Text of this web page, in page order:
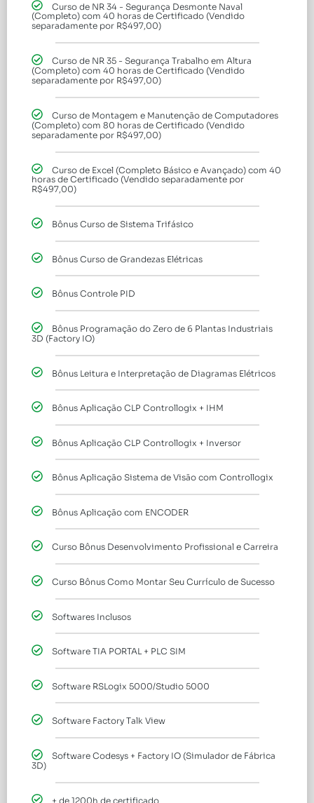
Curso de NR 34 - Segurança Desmonte Naval
(Completo) com 40 horas de Certificado (Vendido
separadamente por R$497,00)
Curso de NR 35 - Segurança Trabalho em Altura
(Completo) com 40 horas de Certificado (Vendido
separadamente por R$497,00)
Curso de Montagem e Manutenção de Computadores
(Completo) com 80 horas de Certificado (Vendido
separadamente por R$497,00)
Curso de Excel (Completo Básico e Avançado) com 40
horas de Certificado (Vendido separadamente por
R$497,00)
Bônus Curso de Sistema Trifásico
Bônus Curso de Grandezas Elétricas
Bônus Controle PID
Bônus Programação do Zero de 6 Plantas Industriais
3D (Factory IO)
Bônus Leitura e Interpretação de Diagramas Elétricos
Bônus Aplicação CLP Controllogix + IHM
Bônus Aplicação CLP Controllogix + Inversor
Bônus Aplicação Sistema de Visão com Controllogix
Bônus Aplicação com ENCODER
Curso Bônus Desenvolvimento Profissional e Carreira
Curso Bônus Como Montar Seu Currículo de Sucesso
Softwares Inclusos
Software TIA PORTAL + PLC SIM
Software RSLogix 5000/Studio 5000
Software Factory Talk View
Software Codesys + Factory IO (Simulador de Fábrica
3D)
+ de 1200h de certificado